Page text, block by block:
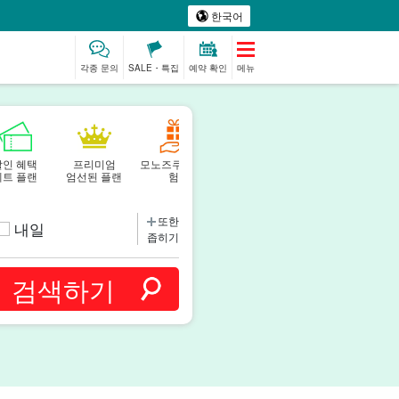
한국어
각종 문의 SALE・특집 예약 확인 메뉴
인 혜택
플랜
프리미엄
엄선된 플랜
모노즈쿠리 체
험
내일
또한
좁히기